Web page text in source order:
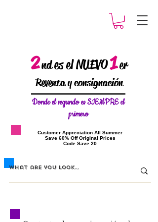
2ndes el NUEVO1er
Reventa y consignación
Donde elsegundo es SIEMPRE el
primero
​Customer Appreciation All Summer
​Save 60% Off Original Prices
​Code Save 20